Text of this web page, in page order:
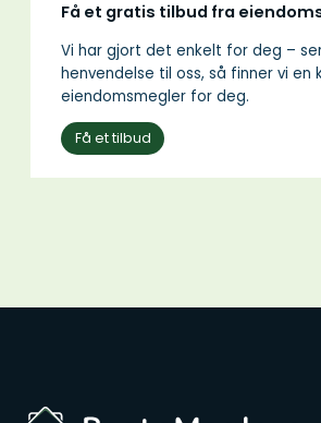
Få et gratis tilbud fra
Vi har gjort det enkelt for deg –
henvendelse til oss, så finner vi en
eiendomsmegler for deg.
Få et tilbud